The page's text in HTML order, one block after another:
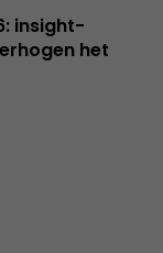
insight-
het